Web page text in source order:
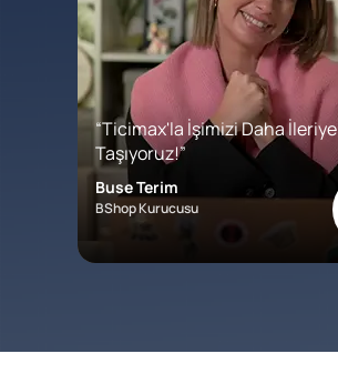
“Ticimax'la İşimizi Daha İleriye
Taşıyoruz!”
Buse Terim
BShop Kurucusu